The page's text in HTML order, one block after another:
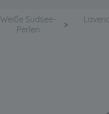
Weiße Südsee-
Perlen
>